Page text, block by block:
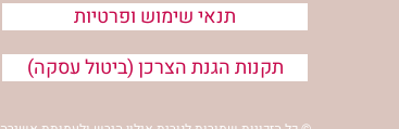
תנאי שימוש ופרטיות
תקנות הגנת הצרכן (ביטול עסקה)